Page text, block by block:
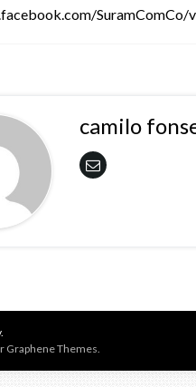
camilo
Graphene Themes.